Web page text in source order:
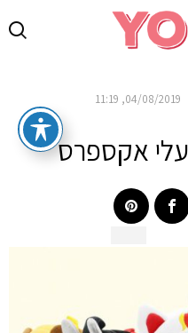
04/08/2019, 11:19